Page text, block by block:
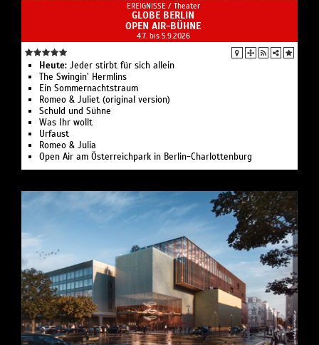
EREIGNISSE / Theater
GLOBE BERLIN
OPEN AIR-BÜHNE
4.7. bis 5.9.2026
Heute: Jeder stirbt für sich allein
The Swingin’ Hermlins
Ein Sommernachtstraum
Romeo & Juliet (original version)
Schuld und Sühne
Was Ihr wollt
Urfaust
Romeo & Julia
Open Air am Österreichpark in Berlin-Charlottenburg